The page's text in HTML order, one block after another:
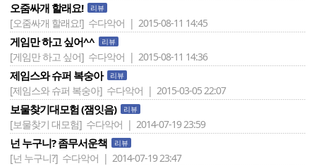
오줌싸개 할래요! 리뷰
[오줌싸개 할래요!] 수다악어 | 2015-08-11 14:45
게임만 하고 싶어^^ 리뷰
[게임만 하고 싶어] 수다악어 | 2015-08-11 14:36
제임스와 슈퍼 복숭아 리뷰
[제임스와 슈퍼 복숭아] 수다악어 | 2015-03-05 22:07
보물찾기대모험 (잼잇음) 리뷰
[보물찾기 대모험] 수다악어 | 2014-07-19 23:59
넌 누구니? 좀무서운책 리뷰
[넌 누구니?] 수다악어 | 2014-07-19 23:47